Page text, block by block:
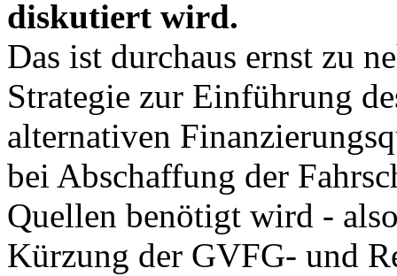
diskutiert wird.
Das ist durchaus ernst zu
Strategie zur Einführung
alternativen
bei Abschaffung der
Quellen benötigt wird -
Kürzung der GVFG- und